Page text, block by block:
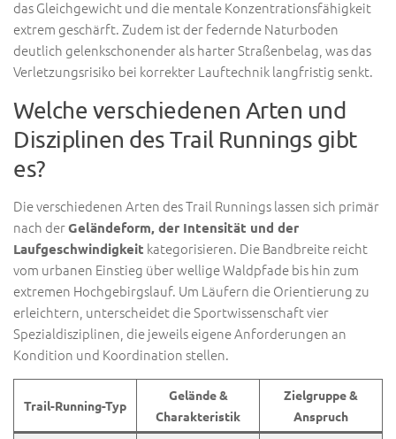
das Gleichgewicht und die mentale Konzentrationsfähigkeit
extrem geschärft. Zudem ist der federnde Naturboden
deutlich gelenkschonender als harter Straßenbelag, was das
Verletzungsrisiko bei korrekter Lauftechnik langfristig senkt.
Welche verschiedenen Arten und
Disziplinen des Trail Runnings gibt
es?
Die verschiedenen Arten des Trail Runnings lassen sich primär
nach derGeländeform, der Intensität und der
Laufgeschwindigkeit kategorisieren. Die Bandbreite reicht
vom urbanen Einstieg über wellige Waldpfade bis hin zum
extremen Hochgebirgslauf. Um Läufern die Orientierung zu
erleichtern, unterscheidet die Sportwissenschaft vier
Spezialdisziplinen, die jeweils eigene Anforderungen an
Kondition und Koordination stellen.
Trail-Running-Typ
Gelände &
Charakteristik
Zielgruppe &
Anspruch